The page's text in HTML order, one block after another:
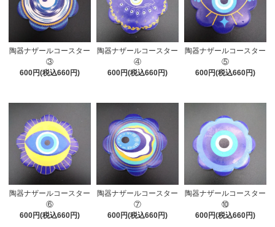
陶器ナザールコースター
③
600円(税込660円)
陶器ナザールコースター
④
600円(税込660円)
陶器ナザールコースター
⑤
600円(税込660円)
陶器ナザールコースター
⑥
600円(税込660円)
陶器ナザールコースター
⑦
600円(税込660円)
陶器ナザールコースター
⑩
600円(税込660円)